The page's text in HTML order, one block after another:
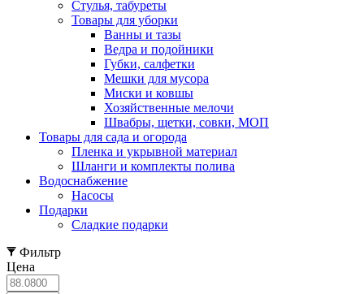
Стулья, табуреты
Товары для уборки
Ванны и тазы
Ведра и подойники
Губки, салфетки
Мешки для мусора
Миски и ковшы
Хозяйственные мелочи
Швабры, щетки, совки, МОП
Товары для сада и огорода
Пленка и укрывной материал
Шланги и комплекты полива
Водоснабжение
Насосы
Подарки
Cладкие подарки
Фильтр
Цена